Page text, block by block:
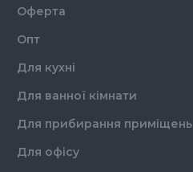
Оферта
Опт
Для кухні
Для ванної кімнати
Для прибирання приміщень
Для офісу